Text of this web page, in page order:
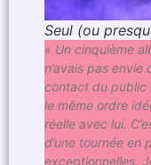
Seul (ou
« Un cinquième
n’avais pas envie
contact du public
le même ordre
réelle avec lui.
d’une tournée en
exceptionnelles.